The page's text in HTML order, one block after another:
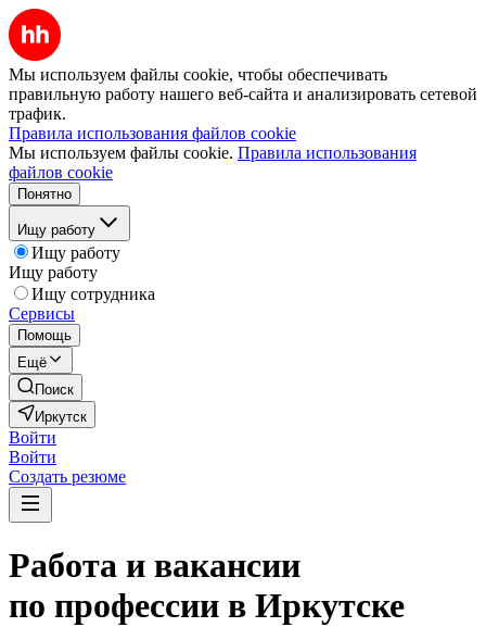
Мы используем файлы cookie, чтобы обеспечивать
правильную работу нашего веб-сайта и анализировать сетевой
трафик.
Правила использования файлов cookie
Мы используем файлы cookie. Правила использования
файлов cookie
Понятно
Ищу работу
Ищу работу
Ищу работу
Ищу сотрудника
Сервисы
Помощь
Ещё
Поиск
Иркутск
Войти
Войти
Создать резюме
Работа и вакансии
по профессии в Иркутске